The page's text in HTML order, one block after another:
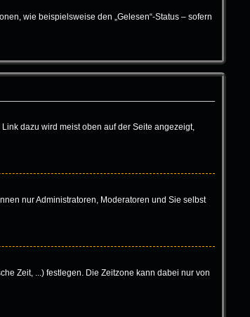
wie beispielsweise den „Gelesen“-Status – sofern
dazu wird meist oben auf der Seite angezeigt,
nur Administratoren, Moderatoren und Sie selbst
Zeit, ...) festlegen. Die Zeitzone kann dabei nur von